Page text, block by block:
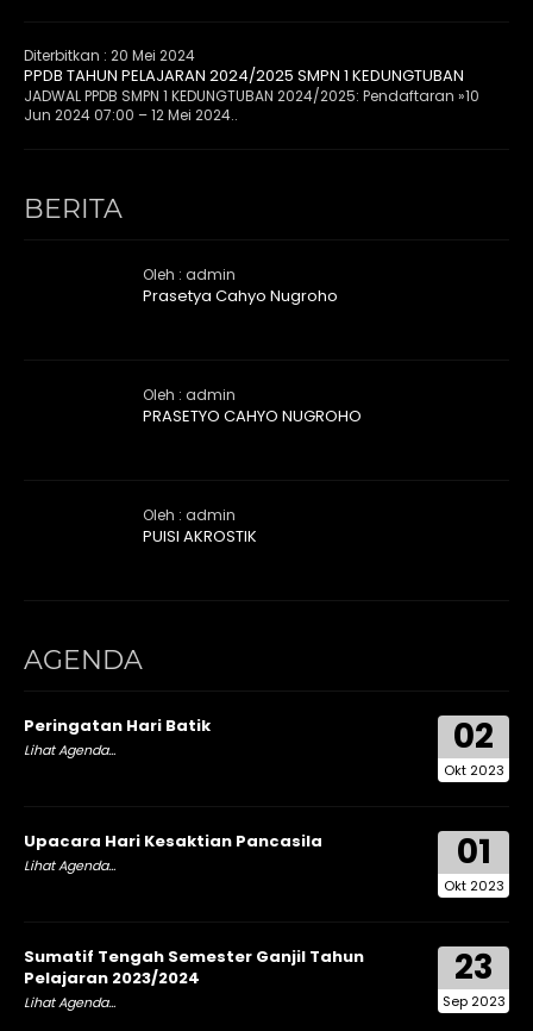
Diterbitkan : 20 Mei 2024
PPDB TAHUN PELAJARAN 2024/2025 SMPN 1 KEDUNGTUBAN
JADWAL PPDB SMPN 1 KEDUNGTUBAN 2024/2025: Pendaftaran »10
Jun 2024 07:00 – 12 Mei 2024..
BERITA
Oleh : admin
Prasetya Cahyo Nugroho
Oleh : admin
PRASETYO CAHYO NUGROHO
Oleh : admin
PUISI AKROSTIK
AGENDA
02
Okt 2023
Peringatan Hari Batik
Lihat Agenda...
01
Okt 2023
Upacara Hari Kesaktian Pancasila
Lihat Agenda...
23
Sep 2023
Sumatif Tengah Semester Ganjil Tahun
Pelajaran 2023/2024
Lihat Agenda...